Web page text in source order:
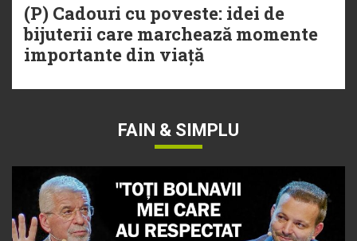
(P) Cadouri cu poveste: idei de
bijuterii care marchează momente
importante din viață
FAIN & SIMPLU